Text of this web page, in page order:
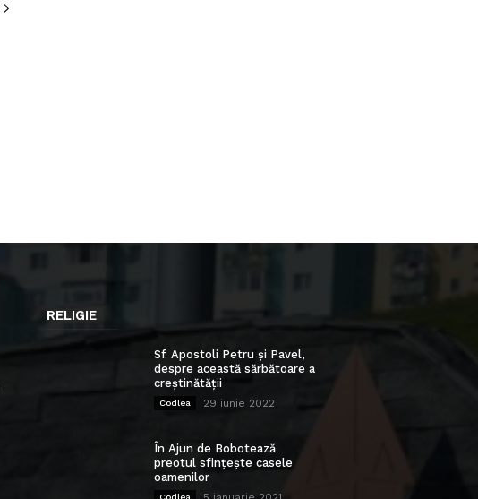
RELIGIE
Sf. Apostoli Petru și Pavel,
despre această sărbătoare a
creștinătății
Codlea 29 iunie 2022
În Ajun de Bobotează
preotul sfințește casele
oamenilor
Codlea